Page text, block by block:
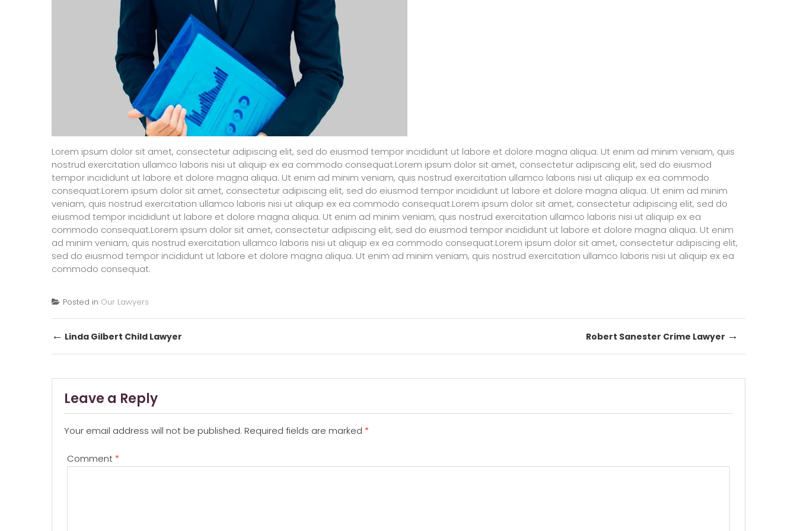
Lorem ipsum dolor sit amet, consectetur adipiscing elit, sed do eiusmod tempor incididunt ut labore et dolore magna aliqua. Ut enim ad minim veniam, quis
nostrud exercitation ullamco laboris nisi ut aliquip ex ea commodo consequat.Lorem ipsum dolor sit amet, consectetur adipiscing elit, sed do eiusmod
tempor incididunt ut labore et dolore magna aliqua. Ut enim ad minim veniam, quis nostrud exercitation ullamco laboris nisi ut aliquip ex ea commodo
consequat.Lorem ipsum dolor sit amet, consectetur adipiscing elit, sed do eiusmod tempor incididunt ut labore et dolore magna aliqua. Ut enim ad minim
veniam, quis nostrud exercitation ullamco laboris nisi ut aliquip ex ea commodo consequat.Lorem ipsum dolor sit amet, consectetur adipiscing elit, sed do
eiusmod tempor incididunt ut labore et dolore magna aliqua. Ut enim ad minim veniam, quis nostrud exercitation ullamco laboris nisi ut aliquip ex ea
commodo consequat.Lorem ipsum dolor sit amet, consectetur adipiscing elit, sed do eiusmod tempor incididunt ut labore et dolore magna aliqua. Ut enim
ad minim veniam, quis nostrud exercitation ullamco laboris nisi ut aliquip ex ea commodo consequat.Lorem ipsum dolor sit amet, consectetur adipiscing elit,
sed do eiusmod tempor incididunt ut labore et dolore magna aliqua. Ut enim ad minim veniam, quis nostrud exercitation ullamco laboris nisi ut aliquip ex ea
commodo consequat.
Posted in Our Lawyers
Post
navigation
← Linda Gilbert Child Lawyer Robert Sanester Crime Lawyer →
Leave a Reply
Your email address will not be published. Required fields are marked *
Comment *